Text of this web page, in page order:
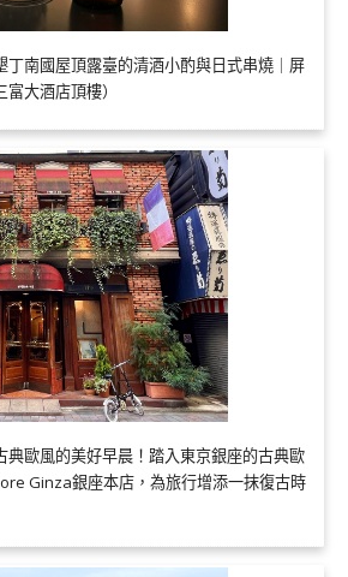
丁南國屋頂露臺的清酒小酌與日式串燒｜屏
大酒店頂樓）
典歐風的美好早晨！踏入東京銀座的古典歐
Ginza銀座本店，為旅行增添一抹復古時